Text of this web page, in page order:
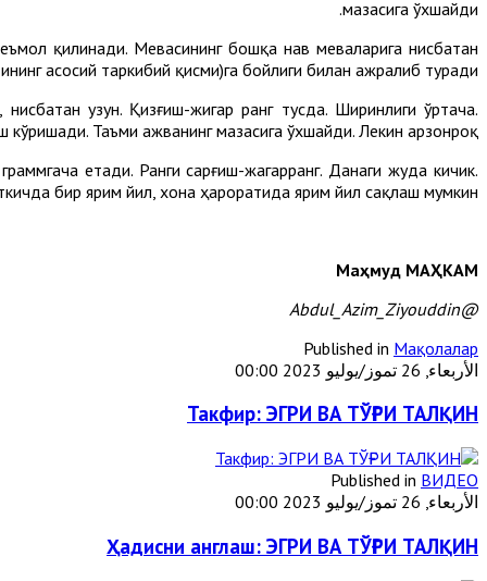
мазасига ўхшайди.
қилинади. Мевасининг бошқа нав меваларига нисбатан
асосий таркибий қисми)га бойлиги билан ажралиб туради.
узун. Қизғиш-жигар ранг тусда. Ширинлиги ўртача.
Таъми ажванинг мазасига ўхшайди. Лекин арзонроқ.
етади. Ранги сарғиш-жагарранг. Данаги жуда кичик.
бир ярим йил, хона ҳароратида ярим йил сақлаш мумкин.
Маҳмуд МАҲКАМ
@Abdul_Azim_Ziyouddin
Published in Мақолалар
الأربعاء, 26 تموز/يوليو 2023 00:00
Такфир: ЭГРИ ВА ТЎҒРИ ТАЛҚИН
Published in ВИДЕО
الأربعاء, 26 تموز/يوليو 2023 00:00
Ҳадисни англаш: ЭГРИ ВА ТЎҒРИ ТАЛҚИН